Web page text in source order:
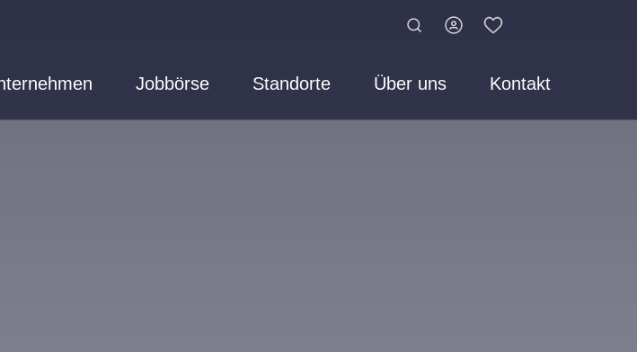
Jobbörse Standorte Über uns Kontakt